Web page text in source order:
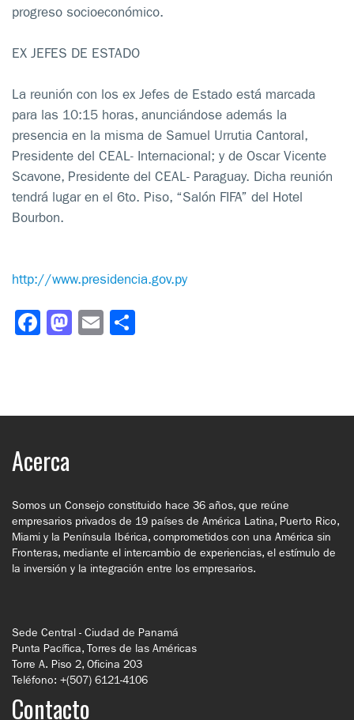
progreso socioeconómico.
EX JEFES DE ESTADO
La reunión con los ex Jefes de Estado está marcada
para las 10:15 horas, anunciándose además la
presencia en la misma de Samuel Urrutia Cantoral,
Presidente del CEAL- Internacional; y de Oscar Vicente
Scavone, Presidente del CEAL- Paraguay. Dicha reunión
tendrá lugar en el 6to. Piso, “Salón FIFA” del Hotel
Bourbon.
http://www.presidencia.gov.py
Facebook
Mastodon
Email
Acerca
Somos un Consejo constituido hace 36 años, que reúne
empresarios privados de 19 países de América Latina, Puerto Rico,
Miami y la Península Ibérica, comprometidos con una América sin
Fronteras, mediante el intercambio de experiencias, el estímulo de
la inversión y la integración entre los empresarios.
Sede Central - Ciudad de Panamá
Punta Pacífica, Torres de las Américas
Torre A. Piso 2, Oficina 203
Teléfono: +(507) 6121-4106
Contacto